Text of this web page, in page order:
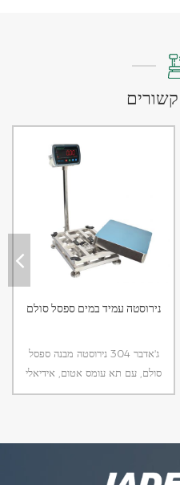
נירוסטה עמיד במים ספסל סולם
ג'אדבר 304 נירוסטה מבנה ספסל
סולם, עם תא עומס אטום, אידיאלי
עבור עיבוד מזון תעשיה.